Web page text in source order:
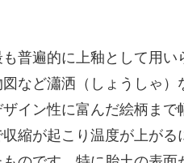
普遍的に上釉として用い
など瀟洒（しょうしゃ
イン性に富んだ絵柄まで
縮が起こり温度が上がる